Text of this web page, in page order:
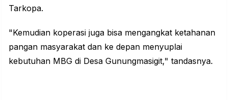
Tarkopa.
"Kemudian koperasi juga bisa mengangkat ketahanan
pangan masyarakat dan ke depan menyuplai
kebutuhan MBG di Desa Gunungmasigit," tandasnya.